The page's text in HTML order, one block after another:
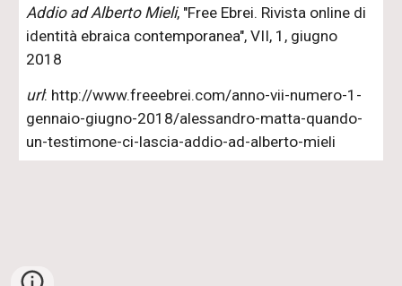
Addio ad Alberto Mieli, "Free Ebrei. Rivista online di
identità ebraica contemporanea", VII, 1, giugno
2018
url: http://www.freeebrei.com/anno-vii-numero-1-
gennaio-giugno-2018/alessandro-matta-quando-
un-testimone-ci-lascia-addio-ad-alberto-mieli